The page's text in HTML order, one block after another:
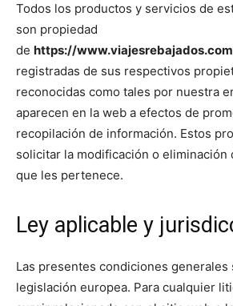
Todos los productos y servicios de
son propiedad
de https://
registradas de sus respectivos
reconocidas como tales por nuestra
aparecen en la web a efectos de
recopilación de información. Estos
solicitar la modificación o eliminación
que les pertenece.
Ley aplicable y
Las presentes condiciones generales
legislación europea. Para cualquier